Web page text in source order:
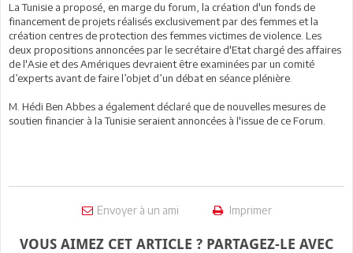
La Tunisie a proposé, en marge du forum, la création d'un fonds de
financement de projets réalisés exclusivement par des femmes et la
création centres de protection des femmes victimes de violence. Les
deux propositions annoncées par le secrétaire d'Etat chargé des affaires
de l'Asie et des Amériques devraient être examinées par un comité
d’experts avant de faire l’objet d’un débat en séance plénière.
M. Hédi Ben Abbes a également déclaré que de nouvelles mesures de
soutien financier à la Tunisie seraient annoncées à l'issue de ce Forum.
Envoyer à un ami Imprimer
VOUS AIMEZ CET ARTICLE ? PARTAGEZ-LE AVEC